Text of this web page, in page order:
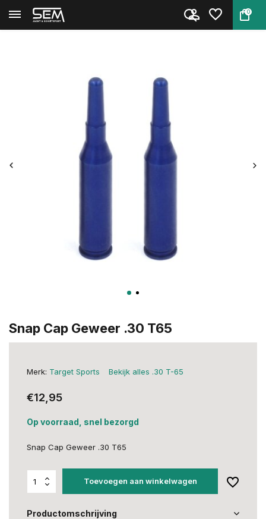
0
Terug Home
Snap Cap Geweer .30 T65
Merk: Target Sports Bekijk alles .30 T-65
€12,95
Op voorraad, snel bezorgd
Snap Cap Geweer .30 T65
Toevoegen aan winkelwagen
Productomschrijving